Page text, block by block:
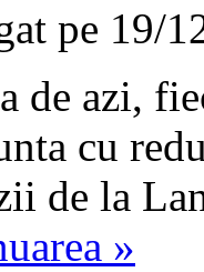
pe 19/
de azi,
cu
de la
»